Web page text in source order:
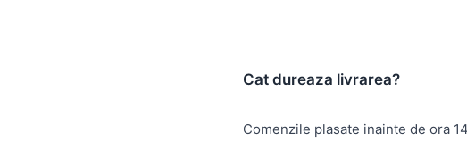
Cat dureaza livrarea?
Comenzile plasate inainte de ora